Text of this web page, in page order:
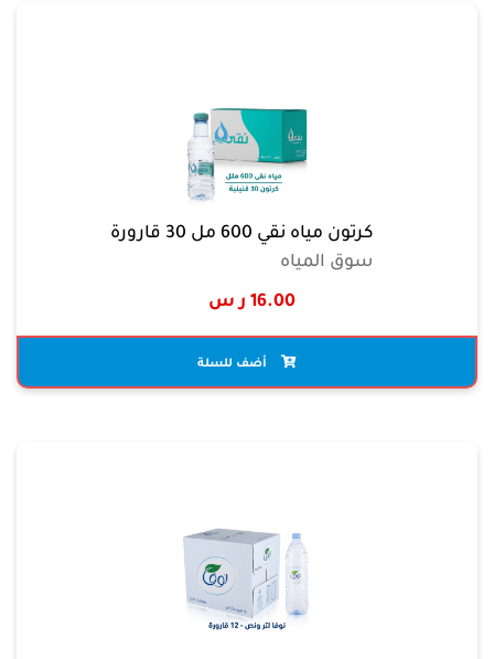
كرتون مياه نقي 600 مل 30 قارورة
سوق المياه
16.00 ر س
أضف للسلة